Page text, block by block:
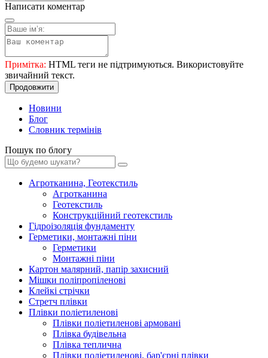
Написати коментар
Примітка: HTML теги не підтримуються. Використовуйте
звичайний текст.
Продовжити
Новини
Блог
Словник термінів
Пошук по блогу
Агротканина, Геотекстиль
Агротканина
Геотекстиль
Конструкційний геотекстиль
Гідроізоляція фундаменту
Герметики, монтажні піни
Герметики
Монтажні піни
Картон малярний, папір захисний
Мішки поліпропіленові
Клейкі стрічки
Стретч плівки
Плівки поліетиленові
Плівки поліетиленові армовані
Плівка будівельна
Плівка теплична
Плівки поліетиленові, бар'єрні плівки